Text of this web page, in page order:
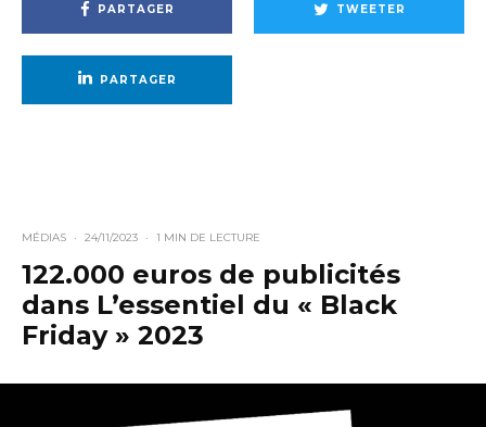
PARTAGER TWEETER
PARTAGER
MÉDIAS · 24/11/2023 · 1 MIN DE LECTURE
122.000 euros de publicités
dans L’essentiel du « Black
Friday » 2023